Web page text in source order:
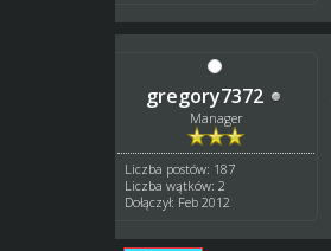
gregory7372
Manager
Liczba postów: 187
Liczba wątków: 2
Dołączył: Feb 2012